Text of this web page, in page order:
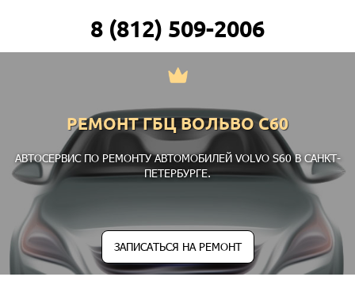
8 (812) 509-2006
РЕМОНТ ГБЦ ВОЛЬВО С60
АВТОСЕРВИС ПО РЕМОНТУ АВТОМОБИЛЕЙ VOLVO S60 В САНКТ-
ПЕТЕРБУРГЕ.
ЗАПИСАТЬСЯ НА РЕМОНТ